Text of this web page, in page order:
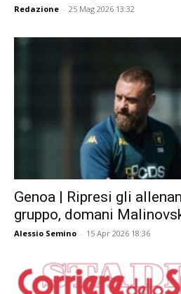
Redazione - 25 Mag 2026 13:32
Genoa | Ripresi gli
gruppo, domani
Alessio Semino - 15 Apr 2026 18:36